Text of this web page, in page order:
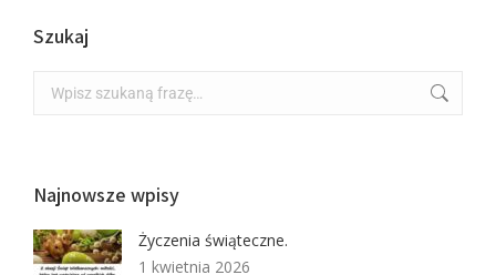
Szukaj
Najnowsze wpisy
Życzenia świąteczne.
1 kwietnia 2026